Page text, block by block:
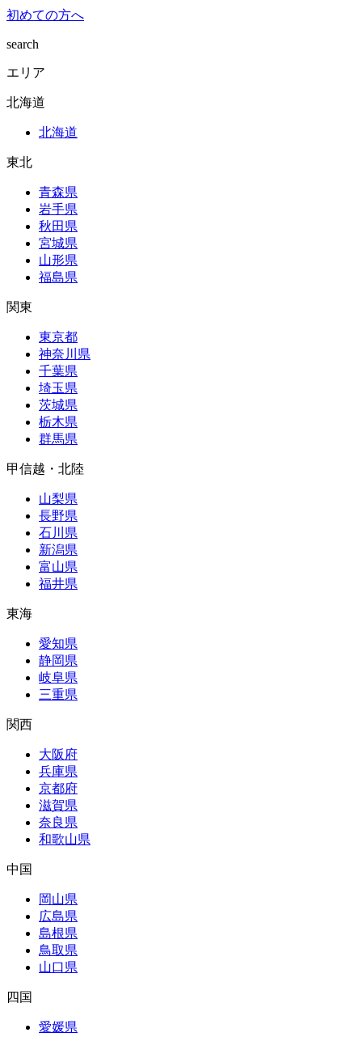
初めての方へ
search
エリア
北海道
北海道
東北
青森県
岩手県
秋田県
宮城県
山形県
福島県
関東
東京都
神奈川県
千葉県
埼玉県
茨城県
栃木県
群馬県
甲信越・北陸
山梨県
長野県
石川県
新潟県
富山県
福井県
東海
愛知県
静岡県
岐阜県
三重県
関西
大阪府
兵庫県
京都府
滋賀県
奈良県
和歌山県
中国
岡山県
広島県
島根県
鳥取県
山口県
四国
愛媛県